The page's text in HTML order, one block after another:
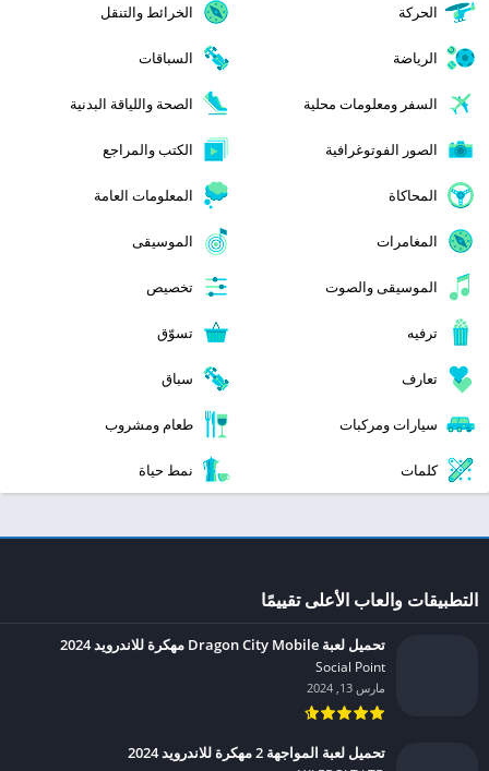
الحركة الخرائط والتنقل
الرياضة السباقات
السفر ومعلومات محلية الصحة واللياقة البدنية
الصور الفوتوغرافية الكتب والمراجع
المحاكاة المعلومات العامة
المغامرات الموسيقى
الموسيقى والصوت تخصيص
ترفيه تسوّق
تعارف سباق
سيارات ومركبات طعام ومشروب
كلمات نمط حياة
التطبيقات والعاب الأعلى تقييمًا
تحميل لعبة Dragon City Mobile مهكرة للاندرويد 2024
Social Point‏
مارس 13, 2024
تحميل لعبة المواجهة 2 مهكرة للاندرويد 2024